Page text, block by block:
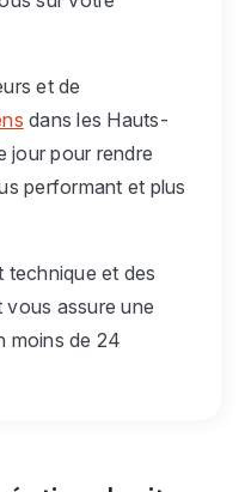
et de
dans les Hauts-
jour pour rendre
performant et plus
technique et des
vous assure une
moins de 24